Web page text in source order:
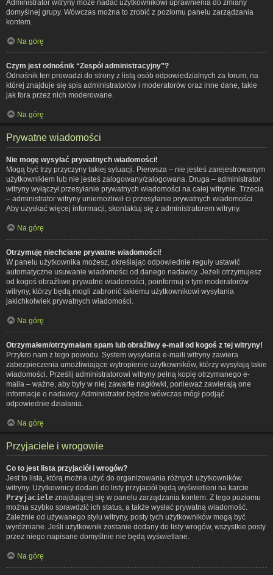
Administrator witryny może nadać użytkownikowi uprawnienia do zmiany
domyślnej grupy. Wówczas można to zrobić z poziomu panelu zarządzania
kontem.
Na górę
Czym jest odnośnik “Zespół administracyjny”?
Odnośnik ten prowadzi do strony z listą osób odpowiedzialnych za forum, na
której znajduje się spis administratorów i moderatorów oraz inne dane, takie
jak fora przez nich moderowane.
Na górę
Prywatne wiadomości
Nie mogę wysyłać prywatnych wiadomości!
Mogą być trzy przyczyny takiej sytuacji. Pierwsza – nie jesteś zarejestrowanym
użytkownikiem lub nie jesteś zalogowany/zalogowana. Druga – administrator
witryny wyłączył przesyłanie prywatnych wiadomości na całej witrynie. Trzecia
– administrator witryny uniemożliwił ci przesyłanie prywatnych wiadomości.
Aby uzyskać więcej informacji, skontaktuj się z administratorem witryny.
Na górę
Otrzymuję niechciane prywatne wiadomości!
W panelu użytkownika możesz, określając odpowiednie reguły ustawić
automatyczne usuwanie wiadomości od danego nadawcy. Jeżeli otrzymujesz
od kogoś obraźliwe prywatne wiadomości, poinformuj o tym moderatorów
witryny, którzy będą mogli zabronić takiemu użytkownikowi wysyłania
jakichkolwiek prywatnych wiadomości.
Na górę
Otrzymałem/otrzymałam spam lub obraźliwy e-mail od kogoś z tej witryny!
Przykro nam z tego powodu. System wysyłania e-maili witryny zawiera
zabezpieczenia umożliwiające wytropienie użytkowników, którzy wysyłają takie
wiadomości. Prześlij administratorowi witryny pełną kopię otrzymanego e-
maila – ważne, aby były w niej zawarte nagłówki, ponieważ zawierają one
informacje o nadawcy. Administrator będzie wówczas mógł podjąć
odpowiednie działania.
Na górę
Przyjaciele i wrogowie
Co to jest lista przyjaciół i wrogów?
Jest to lista, którą można użyć do organizowania różnych użytkowników
witryny. Użytkownicy dodani do listy przyjaciół będą wyświetleni na karcie
Przyjaciele znajdującej się w panelu zarządzania kontem. Z tego poziomu
można szybko sprawdzić ich status, a także wysłać prywatną wiadomość.
Zależnie od używanego stylu witryny, posty tych użytkowników mogą być
wyróżniane. Jeśli użytkownik zostanie dodany do listy wrogów, wszystkie posty
przez niego napisane domyślnie nie będą wyświetlane.
Na górę